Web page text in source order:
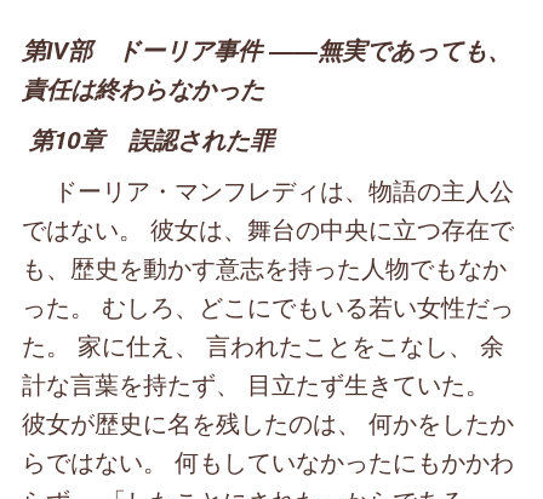
第Ⅳ部 ドーリア事件 ――無実であっても、
責任は終わらなかった
第10章 誤認された罪
ドーリア・マンフレディは、物語の主人公
ではない。 彼女は、舞台の中央に立つ存在で
も、歴史を動かす意志を持った人物でもなか
った。 むしろ、どこにでもいる若い女性だっ
た。 家に仕え、 言われたことをこなし、 余
計な言葉を持たず、 目立たず生きていた。
彼女が歴史に名を残したのは、 何かをしたか
らではない。 何もしていなかったにもかかわ